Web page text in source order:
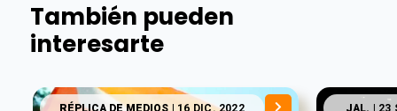
También pueden
interesarte
RÉPLICA DE MEDIOS | 16 DIC. 2022 JAL. | 23